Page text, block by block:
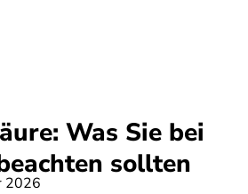
Was Sie bei
sollten
2026